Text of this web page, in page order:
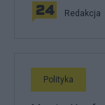
Redakcja
Polityka